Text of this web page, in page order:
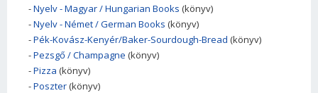
-Nyelv - Magyar / Hungarian Books (könyv)
-Nyelv - Német / German Books (könyv)
-Pék-Kovász-Kenyér/Baker-Sourdough-Bread (könyv)
-Pezsgő / Champagne (könyv)
-Pizza (könyv)
-Poszter (könyv)